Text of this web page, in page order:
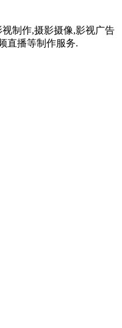
制作,摄影摄像,影视广告
直播等制作服务.